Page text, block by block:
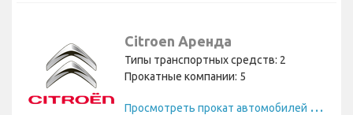
Citroen Аренда
Типы транспортных средств: 2
Прокатные компании: 5
П
росмотреть прокат автомобилей Citroen